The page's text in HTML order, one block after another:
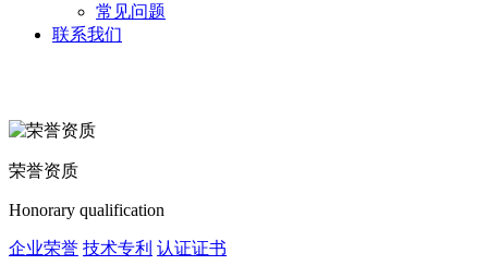
常见问题
联系我们
荣誉资质
Honorary qualification
企业荣誉 技术专利 认证证书